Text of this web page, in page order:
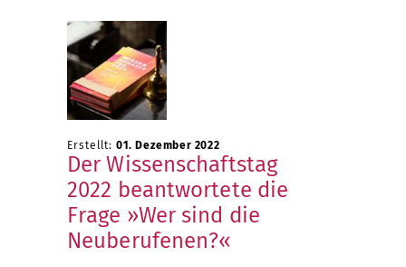
Erstellt: 01. Dezember 2022
Der Wissenschaftstag
2022 beantwortete die
Frage »Wer sind die
Neuberufenen?«